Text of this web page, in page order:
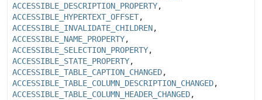
ACCESSIBLE_DESCRIPTION_PROPERTY,
ACCESSIBLE_HYPERTEXT_OFFSET,
ACCESSIBLE_INVALIDATE_CHILDREN,
ACCESSIBLE_NAME_PROPERTY,
ACCESSIBLE_SELECTION_PROPERTY,
ACCESSIBLE_STATE_PROPERTY,
ACCESSIBLE_TABLE_CAPTION_CHANGED,
ACCESSIBLE_TABLE_COLUMN_DESCRIPTION_CHANGED,
ACCESSIBLE_TABLE_COLUMN_HEADER_CHANGED,